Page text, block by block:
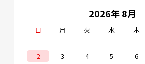
2026年 8月
日 月 火 水 木
2
3 4 5 6